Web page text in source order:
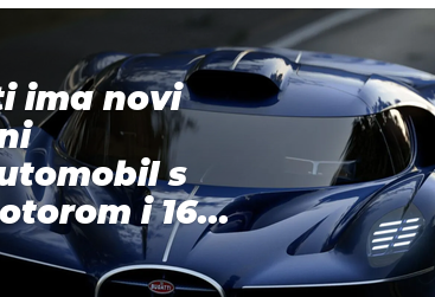
ima novi
s
i 16...